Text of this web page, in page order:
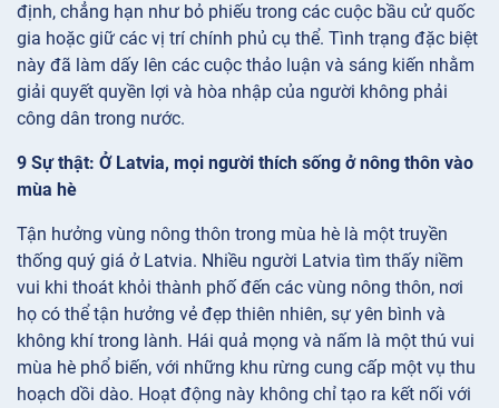
định, chẳng hạn như bỏ phiếu trong các cuộc bầu cử quốc
gia hoặc giữ các vị trí chính phủ cụ thể. Tình trạng đặc biệt
này đã làm dấy lên các cuộc thảo luận và sáng kiến nhằm
giải quyết quyền lợi và hòa nhập của người không phải
công dân trong nước.
9 Sự thật: Ở Latvia, mọi người thích sống ở nông thôn vào
mùa hè
Tận hưởng vùng nông thôn trong mùa hè là một truyền
thống quý giá ở Latvia. Nhiều người Latvia tìm thấy niềm
vui khi thoát khỏi thành phố đến các vùng nông thôn, nơi
họ có thể tận hưởng vẻ đẹp thiên nhiên, sự yên bình và
không khí trong lành. Hái quả mọng và nấm là một thú vui
mùa hè phổ biến, với những khu rừng cung cấp một vụ thu
hoạch dồi dào. Hoạt động này không chỉ tạo ra kết nối với